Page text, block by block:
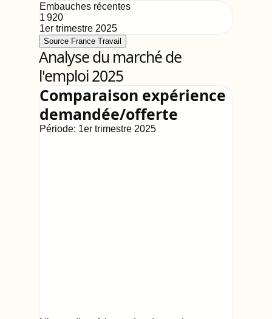
Embauches récentes
1 920
1er trimestre 2025
Source France Travail
Analyse du marché de
l'emploi 2025
Comparaison expérience
demandée/offerte
Période: 1er trimestre 2025